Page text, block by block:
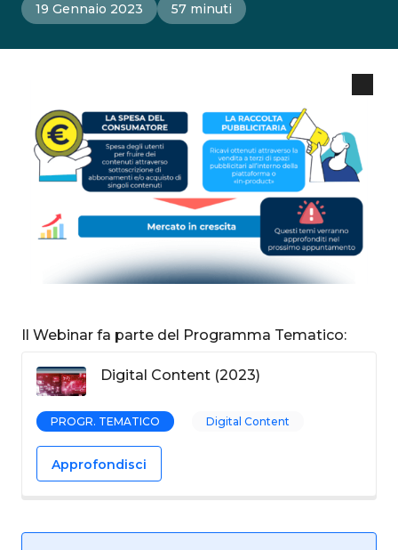
19 Gennaio 2023 57 minuti
Il Webinar fa parte del Programma Tematico:
Digital Content (2023)
PROGR. TEMATICO Digital Content
Approfondisci